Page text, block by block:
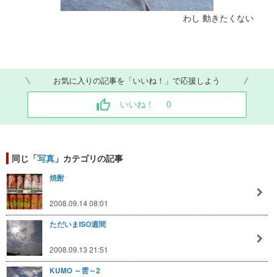
わし 動きたくない
お気に入りの記事を「いいね！」で応援しよう
いいね！ 0
同じ「写真 」カテゴリの記事
焼酎
2008.09.14 08:01
ただいまISO週間
2008.09.13 21:51
KUMO ～雲～2